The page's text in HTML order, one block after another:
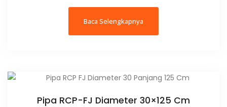
Baca Selengkapnya
Pipa RCP-FJ Diameter 30×125 Cm